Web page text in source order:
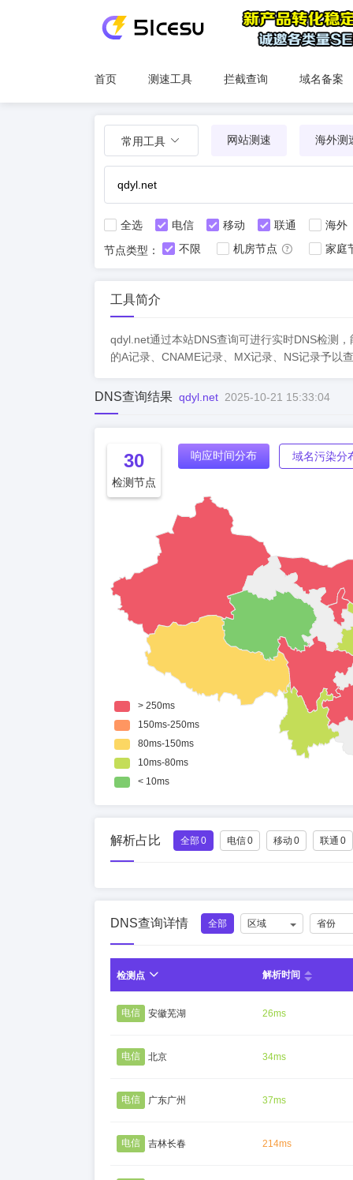
首页 测速工具 拦截查询 域名备案
常用工具 网站测速 海外测
全选 电信 移动 联通
海外
节点类型：
不限 机房节点 家庭
工具简介
qdyl.net通过本站DNS查询可进行实时DNS检测
的A记录、CNAME记录、MX记录、NS记录予以
DNS查询结果 qdyl.net 2025-10-21 15:33:04
30
检测节点
响应时间分布 域名污染分
解析占比 全部0 电信0 移动 0 联通 0
DNS查询详情 全部 区域 省份
检测点 解析时间
电信 安徽芜湖 26ms
电信 北京 34ms
电信 广东广州 37ms
电信 吉林长春 214ms